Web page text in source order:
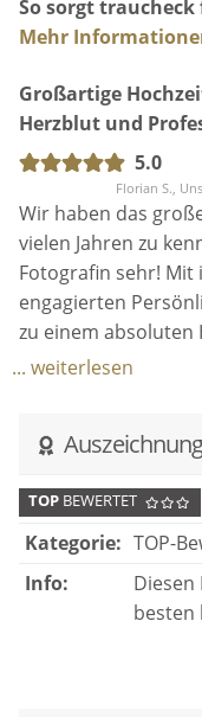
So sorgt
Mehr
Großartige
Herzblut und
5.0
Florian S.,
Wir haben das
vielen Jahren zu
Fotografin sehr!
engagierten
zu einem
Hochzeit hat sie
uns unfassbar gut
war sie bestens
Gruppenfotos
sehr wohl vor der
bleiben.
... weiterlesen
TOP BEWERTET
Kategorie: TOP-
Info:
Diesen
besten